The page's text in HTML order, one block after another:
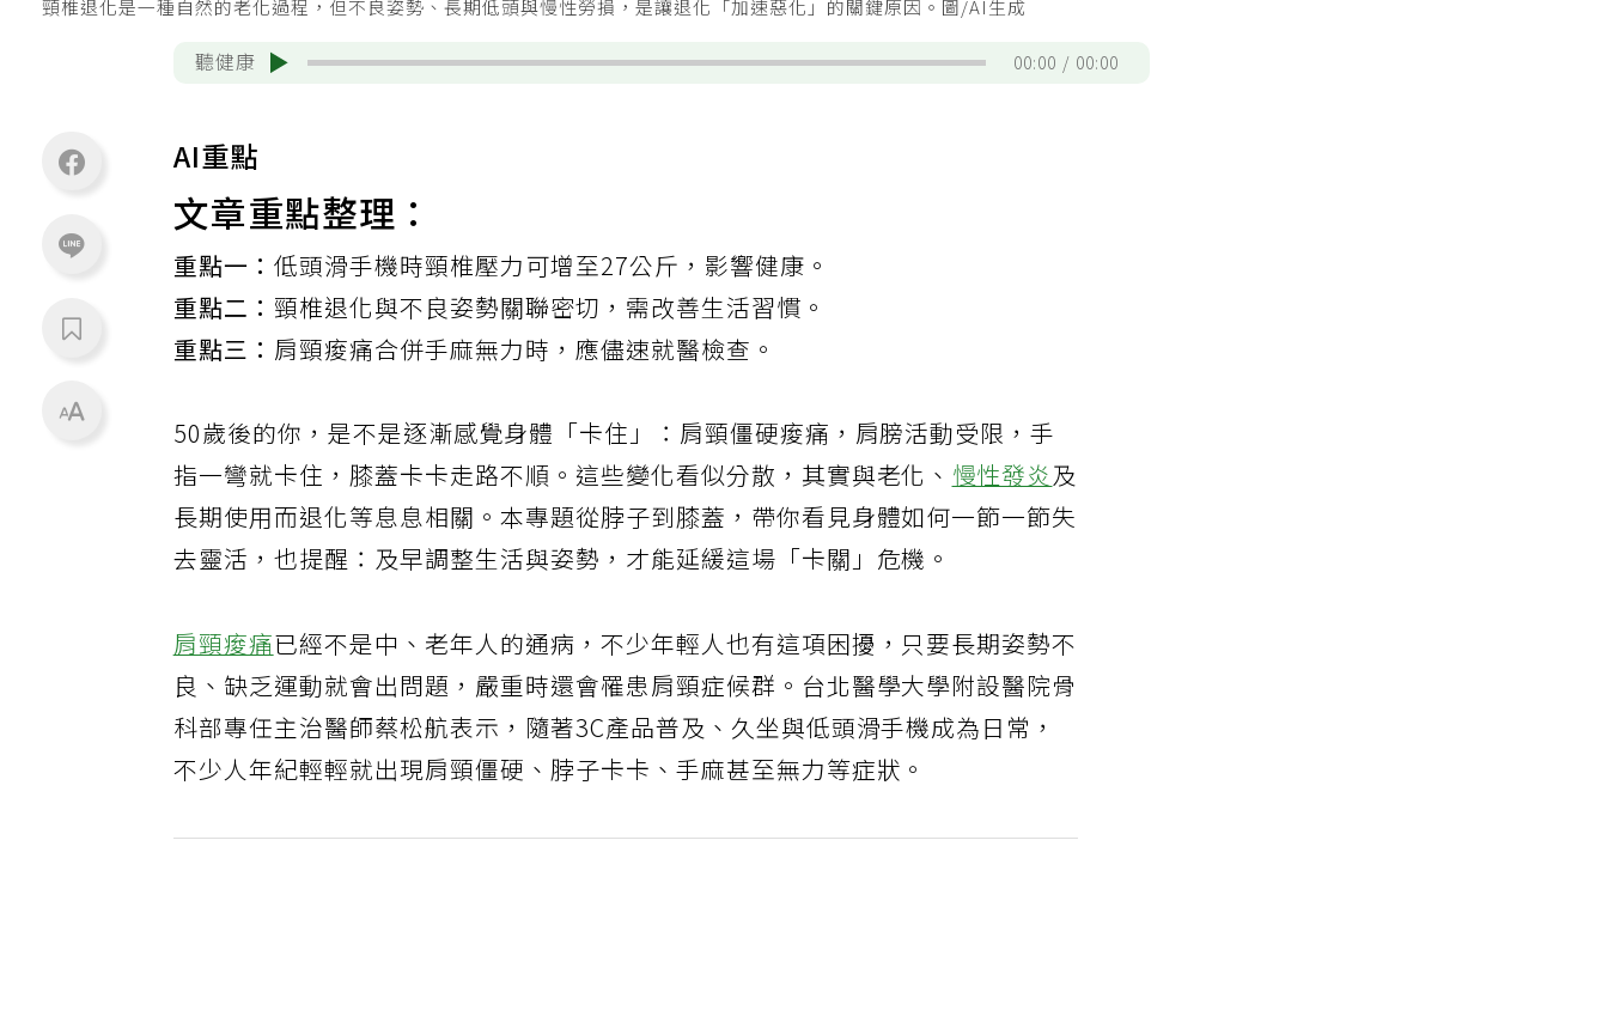
頸椎退化是一種自然的老化過程，但不良姿勢、長期低頭與慢性勞損，是讓退化「加速惡化」的關鍵原因。圖/AI生成
聽健康 00:00 00:00
AI重點
文章重點整理：
重點一：低頭滑手機時頸椎壓力可增至27公斤，影響健康。
重點二： 頸椎退化與不良姿勢關聯密切，需改善生活習慣。
重點三： 肩頸痠痛合併手麻無力時，應儘速就醫檢查。
50歲後的你，是不是逐漸感覺身體「卡住」：肩頸僵硬痠痛，肩膀活動受限，手
指一彎就卡住，膝蓋卡卡走路不順。這些變化看似分散，其實與老化、慢性發炎及
長期使用而退化等息息相關。本專題從脖子到膝蓋，帶你看見身體如何一節一節失
去靈活，也提醒：及早調整生活與姿勢，才能延緩這場「卡關」危機。
肩頸痠痛已經不是中、老年人的通病，不少年輕人也有這項困擾，只要長期姿勢不
良、缺乏運動就會出問題，嚴重時還會罹患肩頸症候群。台北醫學大學附設醫院骨
科部專任主治醫師蔡松航表示，隨著3C產品普及、久坐與低頭滑手機成為日常，
不少人年紀輕輕就出現肩頸僵硬、脖子卡卡、手麻甚至無力等症狀。